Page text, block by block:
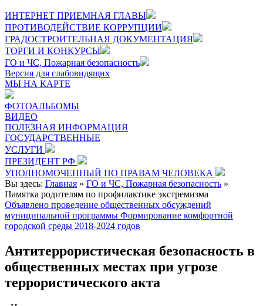
ИНТЕРНЕТ ПРИЕМНАЯ ГЛАВЫ
ПРОТИВОДЕЙСТВИЕ КОРРУПЦИИ
ГРАДОСТРОИТЕЛЬНАЯ ДОКУМЕНТАЦИЯ
ТОРГИ И КОНКУРСЫ
ГО и ЧС, Пожарная безопасность
Версия для слабовидящих
МЫ НА КАРТЕ
ФОТОАЛЬБОМЫ
ВИДЕО
ПОЛЕЗНАЯ ИНФОРМАЦИЯ
ГОСУДАРСТВЕННЫЕ
УСЛУГИ
ПРЕЗИДЕНТ РФ
УПОЛНОМОЧЕННЫЙ ПО ПРАВАМ ЧЕЛОВЕКА
Вы здесь: Главная » ГО и ЧС, Пожарная безопасность »
Памятка родителям по профилактике экстремизма
Объявлено проведение общественных обсуждений
муниципальной программы Формирование комфортной
городской среды 2018-2024 годов
Антитеррористическая безопасность в
общественных местах при угрозе
террористического акта